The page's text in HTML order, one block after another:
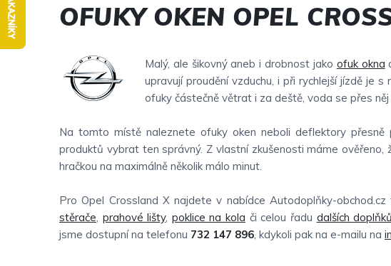
OFUKY OKEN OPEL
Malý, ale šikovný aneb i drobnost jako ofuk okna
upravují proudění vzduchu, i při rychlejší jízdě je
ofuky částečně větrat i za deště, voda se přes
Na tomto místě naleznete ofuky oken neboli deflektory
produktů vybrat ten správný. Z vlastní zkušenosti máme
hračkou na maximálně několik málo minut.
Pro Opel Crossland X najdete v nabídce Autodoplňky-obchod.cz
stěrače, prahové lišty, poklice na kola či celou řadu dalších
jsme dostupní na telefonu 732 147 896, kdykoli pak na e-mailu na